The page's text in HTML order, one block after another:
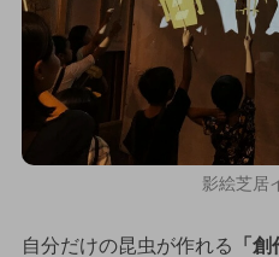
影絵芝居
自分だけの昆虫が作れる 「